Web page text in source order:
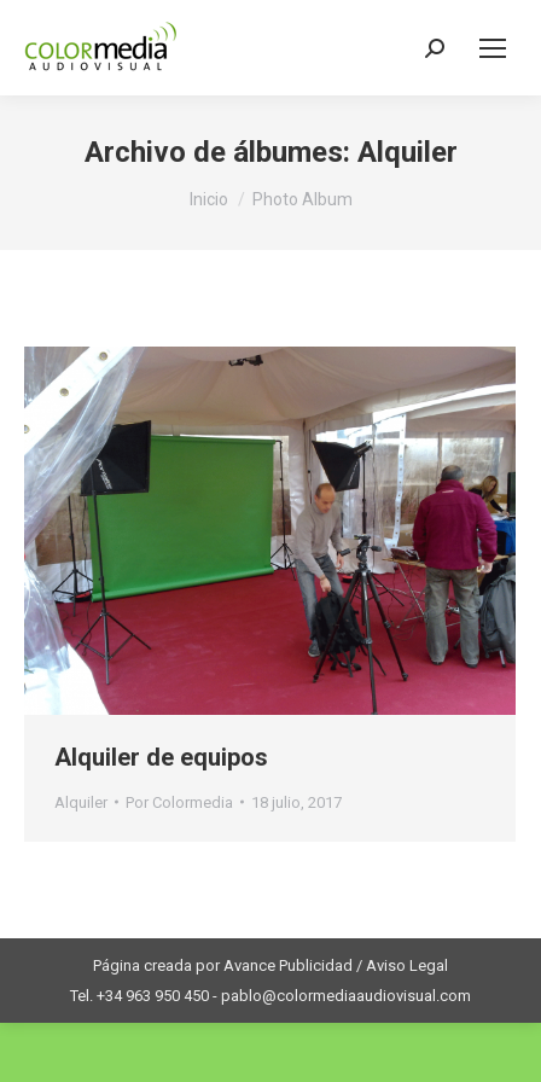
Buscar:
Archivo de álbumes: Alquiler
Estás aquí:
Inicio Photo Album
Alquiler de equipos
Alquiler Por Colormedia 18 julio, 2017
Página creada por Avance Publicidad / Aviso Legal
Tel. +34 963 950 450 - pablo@colormediaaudiovisual.com